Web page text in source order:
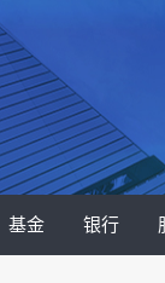
基金 银行